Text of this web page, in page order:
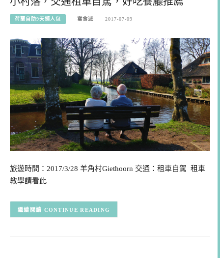
荷蘭自助9天懶人包 寫食派 2017-07-09
旅遊時間：2017/3/28 羊角村Giethoorn 交通：租車自駕 租車
教學請看此
CONTINUE READING